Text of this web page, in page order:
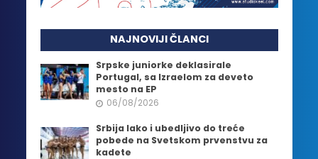
NAJNOVIJI ČLANCI
Srpske juniorke deklasirale
Portugal, sa Izraelom za deveto
mesto na EP
06/08/2026
Srbija lako i ubedljivo do treće
pobede na Svetskom prvenstvu za
kadete